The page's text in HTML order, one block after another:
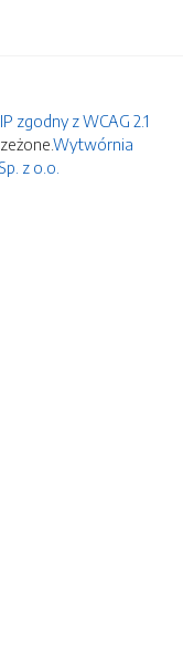
zgodny z WCAG 2.1
Wytwórnia
z o.o.